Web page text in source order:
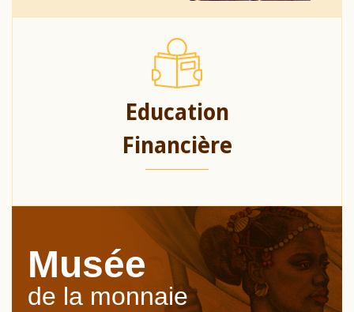
Education
Financière
Musée
de la monnaie